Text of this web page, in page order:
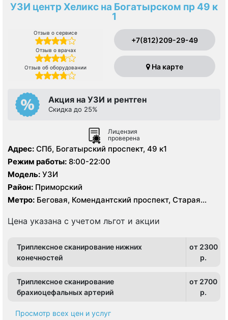
УЗИ центр Хеликс на Богатырском пр 49 к
1
Отзыв о сервисе
Отзыв о врачах
Отзыв об оборудовании
+7(812)209-29-49
На карте
Акция на УЗИ и рентген
Скидка до 25%
Лицензия
проверена
Адрес: СПб, Богатырский проспект, 49 к1
Режим работы: 8:00-22:00
Модель: УЗИ
Район: Приморский
Метро: Беговая, Комендантский проспект, Старая
Цена указана с учетом льгот и акции
Триплексное сканирование нижних
конечностей
от 2300
p.
Триплексное сканирование
брахиоцефальных артерий
от 2700
p.
Просмотр всех цен и услуг